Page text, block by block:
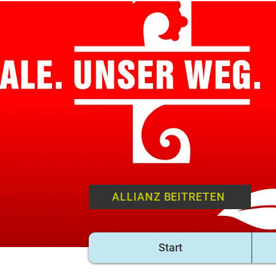
ALLIANZ BEITRETEN
Start